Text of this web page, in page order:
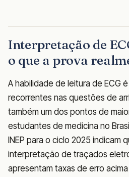
Interpretação de
o que a prova
A habilidade de leitura de ECG
recorrentes nas questões de
também um dos pontos de
estudantes de medicina no
INEP para o ciclo 2025 indicam
interpretação de traçados
apresentam taxas de erro